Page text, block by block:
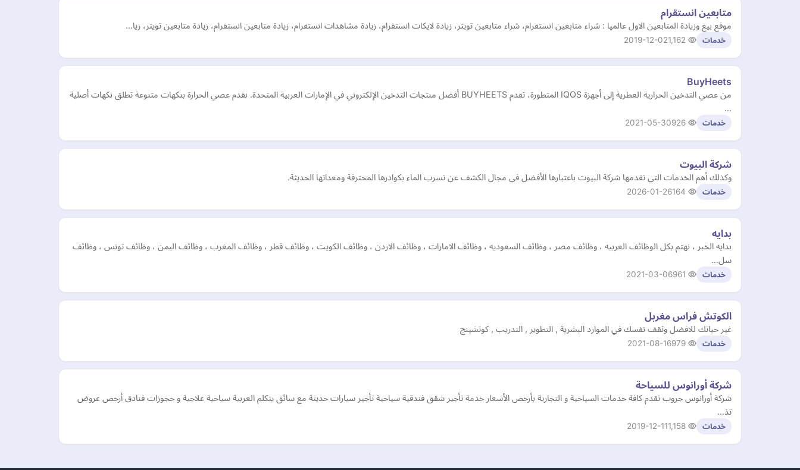
متابعين انستقرام
موقع بيع وزيادة المتابعين الاول عالميا : شراء متابعين انستقرام، شراء متابعين تويتر، زيادة لايكات انستقرام، زيادة مشاهدات انستقرام، زيادة متابعين انستقرام، زيادة متابعين تويتر، زيا…
خدمات 2019-12-02
BuyHeets
من عصي التدخين الحرارية العطرية إلى أجهزة IQOS المتطورة، تقدم BUYHEETS أفضل منتجات التدخين الإلكتروني في الإمارات العربية المتحدة. نقدم عصي الحرارة بنكهات متنوعة تطلق نكهات أصلية
…
خدمات 2021-05-30
شركة البيوت
وكذلك أهم الخدمات التي تقدمها شركة البيوت باعتبارها الأفضل في مجال الكشف عن تسرب الماء بكوادرها المحترفة ومعداتها الحديثة.
خدمات 2026-01-26
بدايه
بدايه الخبر ، نهتم بكل الوظائف العربيه ، وظائف مصر ، وظائف السعوديه ، وظائف الامارات ، وظائف الاردن ، وظائف الكويت ، وظائف قطر ، وظائف المغرب ، وظائف اليمن ، وظائف تونس ، وظائف
سل…
خدمات 2021-03-06
الكوتش فراس مغربل
غير حياتك للافضل وثقف نفسك في الموارد البشرية , التطوير , التدريب , كوتشينج
خدمات 2021-08-16
شركة أورانوس للسياحة
شركة أورانوس جروب تقدم كافة خدمات السياحية و التجارية بأرخص الأسعار خدمة تأجير شقق فندقية سياحية تأجير سيارات حديثة مع سائق يتكلم العربية سياحية علاجية و حجوزات فنادق أرخص عروض
تذ…
خدمات 2019-12-11